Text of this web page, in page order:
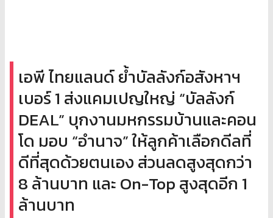
เอพี ไทยแลนด์ ย้ำบัลลังก์อสังหาฯ
เบอร์ 1 ส่งแคมเปญใหญ่ “บัลลังก์
DEAL” บุกงานมหกรรมบ้านและคอน
โด มอบ “อำนาจ” ให้ลูกค้าเลือกดีลที่
ดีที่สุดด้วยตนเอง ส่วนลดสูงสุดกว่า
8 ล้านบาท และ On-Top สูงสุดอีก 1
ล้านบาท